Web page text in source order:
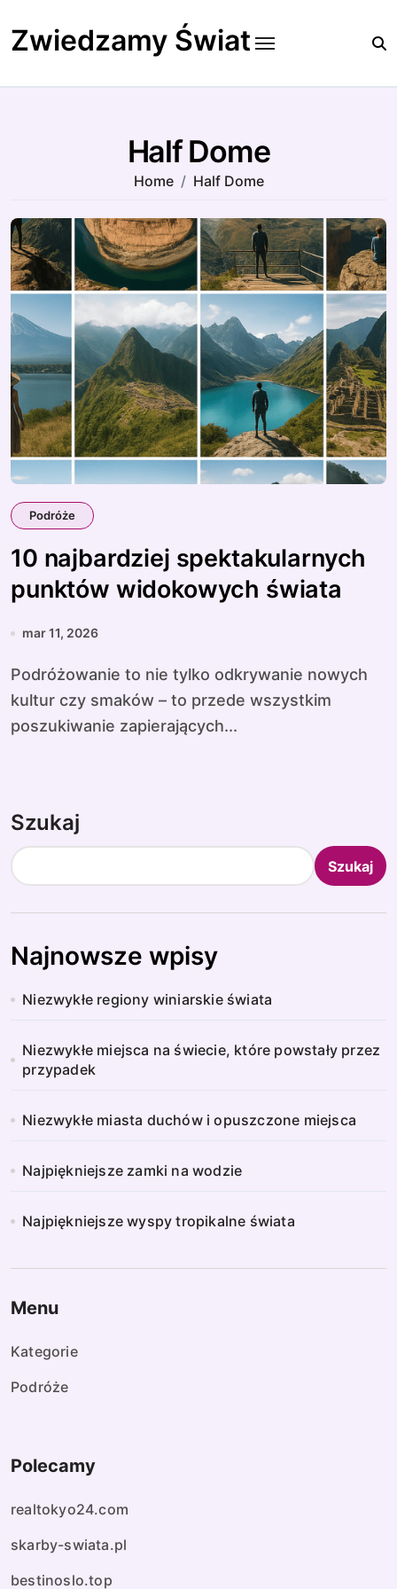
to
content
Zwiedzamy Świat
Half Dome
Home Half Dome
Podróże
10 najbardziej spektakularnych
punktów widokowych świata
mar 11, 2026
Podróżowanie to nie tylko odkrywanie nowych
kultur czy smaków – to przede wszystkim
poszukiwanie zapierających...
Szukaj
Szukaj
Najnowsze wpisy
Niezwykłe regiony winiarskie świata
Niezwykłe miejsca na świecie, które powstały przez
przypadek
Niezwykłe miasta duchów i opuszczone miejsca
Najpiękniejsze zamki na wodzie
Najpiękniejsze wyspy tropikalne świata
Menu
Kategorie
Podróże
Polecamy
realtokyo24.com
skarby-swiata.pl
bestinoslo.top